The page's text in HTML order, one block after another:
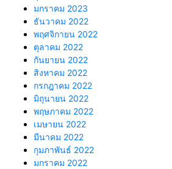
มกราคม 2023
ธันวาคม 2022
พฤศจิกายน 2022
ตุลาคม 2022
กันยายน 2022
สิงหาคม 2022
กรกฎาคม 2022
มิถุนายน 2022
พฤษภาคม 2022
เมษายน 2022
มีนาคม 2022
กุมภาพันธ์ 2022
มกราคม 2022